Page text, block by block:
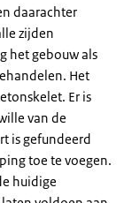
daarachter
zijden
het gebouw als
Het
Er is
van de
is gefundeerd
toe te voegen.
huidige